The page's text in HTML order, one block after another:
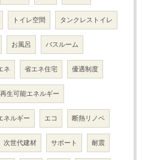
トイレ空間 タンクレストイレ
お風呂 バスルーム
ネ 省エネ住宅 優遇制度
再生可能エネルギー
ネルギー エコ 断熱リノベ
次世代建材 サポート 耐震